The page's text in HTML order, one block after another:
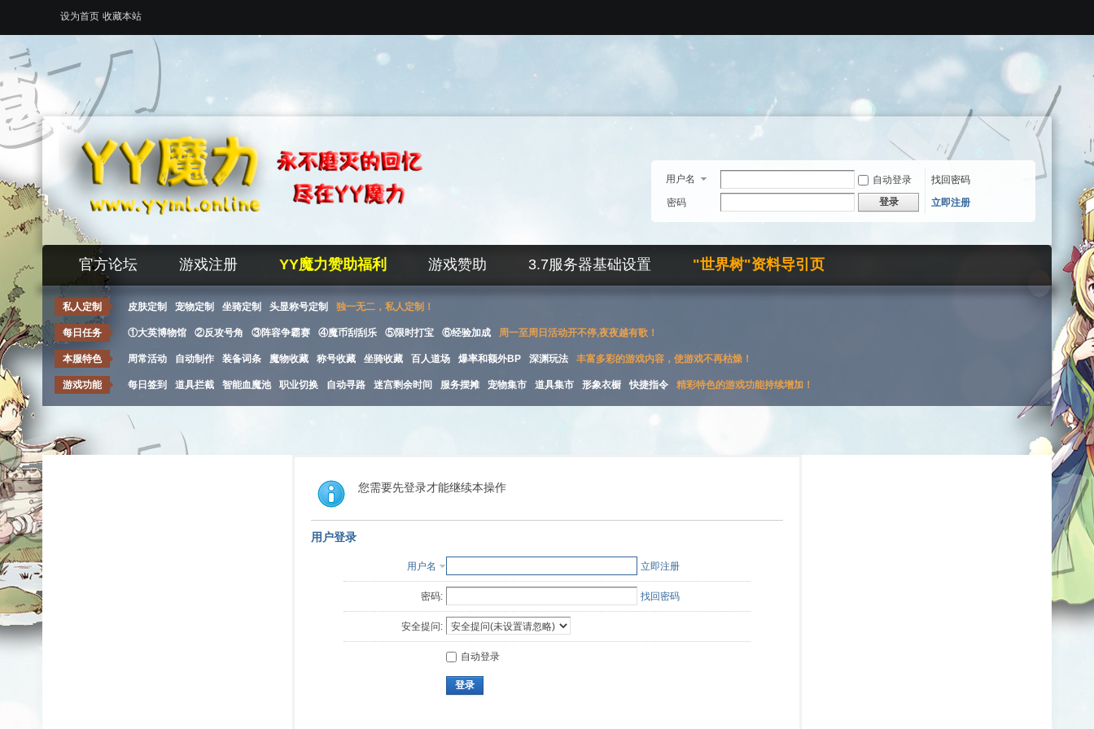
设为首页 收藏本站
用户名 自动登录
找回密码
密码
登录 立即注册
官方论坛 游戏注册 YY魔力赞助福利 游戏赞助 3.7服务器基础设置 "世界树"资料导引页
私人定制 皮肤定制 宠物定制 坐骑定制 头显称号定制 独一无二，私人定制！
每日任务 ①大英博物馆 ②反攻号角 ③阵容争霸赛 ④魔币刮刮乐 ⑤限时打宝 ⑥经验加成 周一至周日活动开不停,夜夜越有歌！
本服特色 周常活动 自动制作 装备词条 魔物收藏 称号收藏 坐骑收藏 百人道场 爆率和额外BP 深渊玩法 丰富多彩的游戏内容，使游戏不再枯燥！
游戏功能 每日签到 道具拦截 智能血魔池 职业切换 自动寻路 迷宫剩余时间 服务摆摊 宠物集市 道具集市 形象衣橱 快捷指令 精彩特色的游戏功能持续增加！
您需要先登录才能继续本操作
用户登录
用户名 立即注册
密码: 找回密码
安全提问:
自动登录
登录